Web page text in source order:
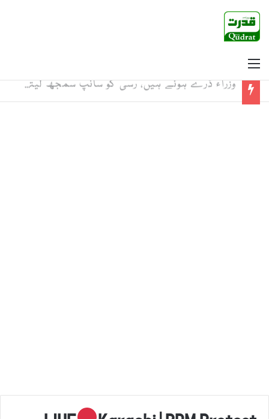
وزراء ڈرے ہوئے ہیں، رسی کو سانپ سمجھ لیتے ہیں، محسن نقوی کو ڈرانے کی نہیں لبھانے کی ضرورت ہے: مجیب الرحمان شامی